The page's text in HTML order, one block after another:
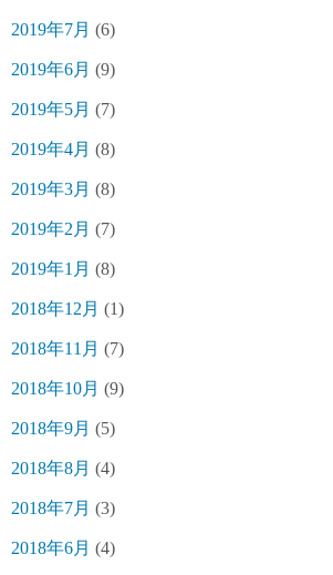
2019年7月 (6)
2019年6月 (9)
2019年5月 (7)
2019年4月 (8)
2019年3月 (8)
2019年2月 (7)
2019年1月 (8)
2018年12月 (1)
2018年11月 (7)
2018年10月 (9)
2018年9月 (5)
2018年8月 (4)
2018年7月 (3)
2018年6月 (4)